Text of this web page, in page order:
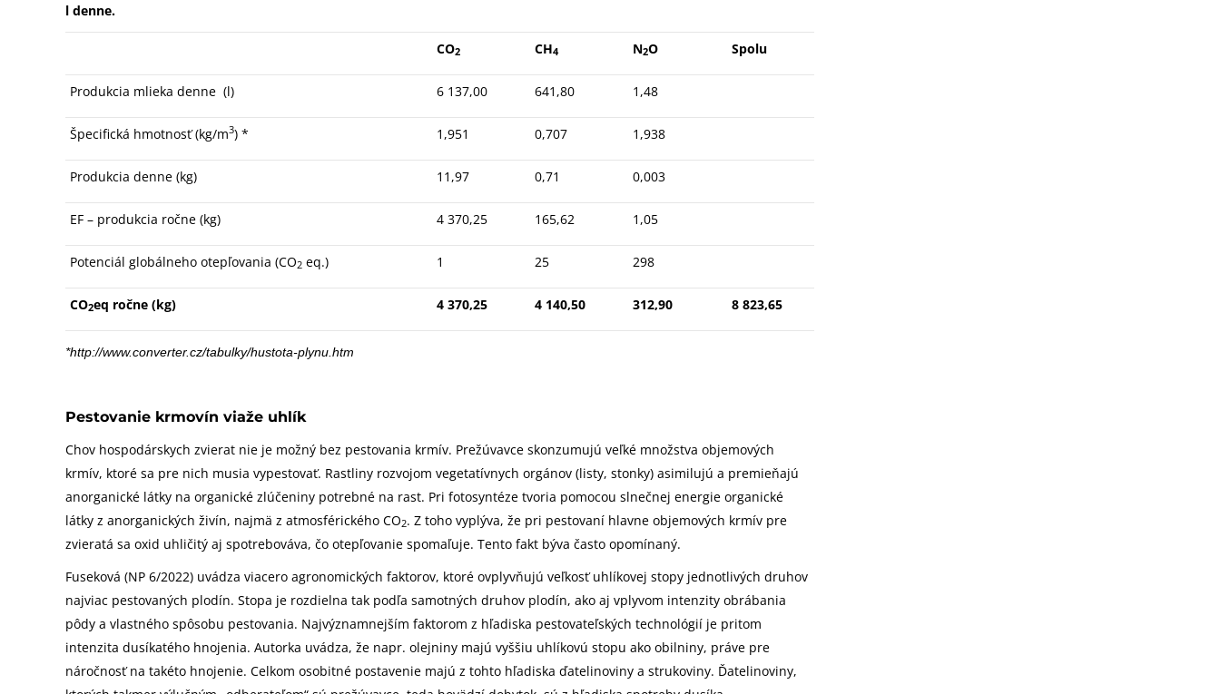
l denne.
CO2 CH4 N2O Spolu
Produkcia mlieka denne (l) 6 137,00 641,80 1,48
Špecifická hmotnosť (kg/m3) * 1,951 0,707 1,938
Produkcia denne (kg) 11,97 0,71 0,003
EF – produkcia ročne (kg) 4 370,25 165,62 1,05
Potenciál globálneho otepľovania (CO2 eq.) 1 25 298
CO2eq ročne (kg) 4 370,25 4 140,50 312,90 8 823,65
*http://www.converter.cz/tabulky/hustota-plynu.htm
Pestovanie krmovín viaže uhlík
Chov hospodárskych zvierat nie je možný bez pestovania krmív. Prežúvavce skonzumujú veľké množstva objemových
krmív, ktoré sa pre nich musia vypestovať. Rastliny rozvojom vegetatívnych orgánov (listy, stonky) asimilujú a premieňajú
anorganické látky na organické zlúčeniny potrebné na rast. Pri fotosyntéze tvoria pomocou slnečnej energie organické
látky z anorganických živín, najmä z atmosférického CO2. Z toho vyplýva, že pri pestovaní hlavne objemových krmív pre
zvieratá sa oxid uhličitý aj spotrebováva, čo otepľovanie spomaľuje. Tento fakt býva často opomínaný.
Fuseková (NP 6/2022) uvádza viacero agronomických faktorov, ktoré ovplyvňujú veľkosť uhlíkovej stopy jednotlivých druhov
najviac pestovaných plodín. Stopa je rozdielna tak podľa samotných druhov plodín, ako aj vplyvom intenzity obrábania
pôdy a vlastného spôsobu pestovania. Najvýznamnejším faktorom z hľadiska pestovateľských technológií je pritom
intenzita dusíkatého hnojenia. Autorka uvádza, že napr. olejniny majú vyššiu uhlíkovú stopu ako obilniny, práve pre
náročnosť na takéto hnojenie. Celkom osobitné postavenie majú z tohto hľadiska ďatelinoviny a strukoviny. Ďatelinoviny,